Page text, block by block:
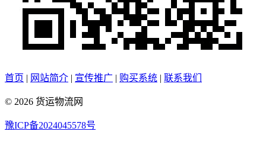
首页 | 网站简介 | 宣传推广 | 购买系统 | 联系我们
© 2026 货运物流网
豫ICP备2024045578号